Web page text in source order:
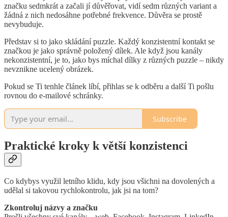
značku sedmkrát a začali jí důvěřovat, vidí sedm různých variant a
žádná z nich nedosáhne potřebné frekvence. Důvěra se prostě
nevybuduje.
Představ si to jako skládání puzzle. Každý konzistentní kontakt se
značkou je jako správně položený dílek. Ale když jsou kanály
nekonzistentní, je to, jako bys míchal dílky z různých puzzle – nikdy
nevznikne ucelený obrázek.
Pokud se Ti tenhle článek líbí, přihlas se k odběru a další Ti pošlu
rovnou do e-mailové schránky.
Subscribe
Praktické kroky k větší konzistenci
Co kdybys využil letního klidu, kdy jsou všichni na dovolených a
udělal si takovou rychlokontrolu, jak jsi na tom?
Zkontroluj názvy a značku